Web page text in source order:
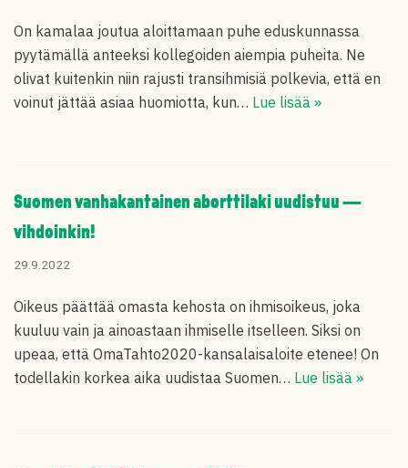
On kamalaa joutua aloittamaan puhe eduskunnassa
pyytämällä anteeksi kollegoiden aiempia puheita. Ne
olivat kuitenkin niin rajusti transihmisiä polkevia, että en
voinut jättää asiaa huomiotta, kun… Lue lisää »
Suomen vanhakantainen aborttilaki uudistuu —
vihdoinkin!
29.9.2022
Oikeus päättää omasta kehosta on ihmisoikeus, joka
kuuluu vain ja ainoastaan ihmiselle itselleen. Siksi on
upeaa, että OmaTahto2020-kansalaisaloite etenee! On
todellakin korkea aika uudistaa Suomen… Lue lisää »